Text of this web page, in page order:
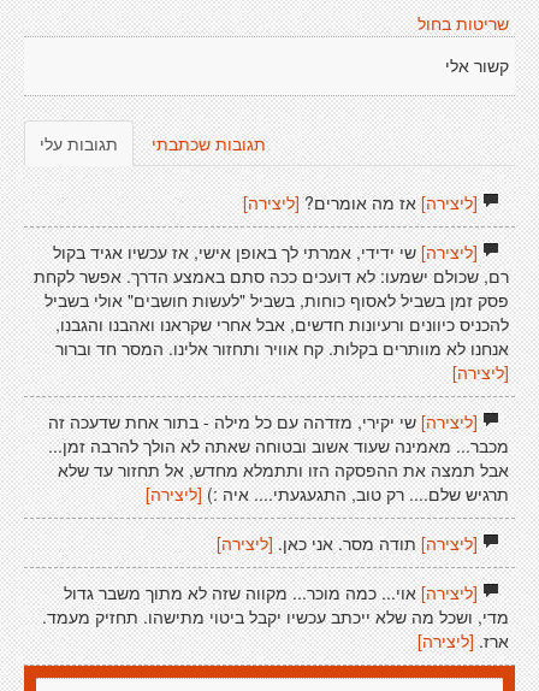
שריטות בחול
קשור אלי
תגובות עלי תגובות שכתבתי
[ליצירה]אז מה אומרים? [ליצירה]
[ליצירה]שי ידידי, אמרתי לך באופן אישי, אז עכשיו אגיד בקול
רם, שכולם ישמעו: לא דועכים ככה סתם באמצע הדרך. אפשר לקחת
פסק זמן בשביל לאסוף כוחות, בשביל "לעשות חושבים" אולי בשביל
להכניס כיוונים ורעיונות חדשים, אבל אחרי שקראנו ואהבנו והגבנו,
אנחנו לא מוותרים בקלות. קח אוויר ותחזור אלינו. המסר חד וברור
[ליצירה]
[ליצירה]שי יקירי, מזדהה עם כל מילה - בתור אחת שדעכה זה
מכבר... מאמינה שעוד אשוב ובטוחה שאתה לא הולך להרבה זמן...
אבל תמצה את ההפסקה הזו ותתמלא מחדש, אל תחזור עד שלא
תרגיש שלם.... רק טוב, התגעגעתי.... איה :) [ליצירה]
[ליצירה]תודה מסר. אני כאן. [ליצירה]
[ליצירה]אוי... כמה מוכר... מקווה שזה לא מתוך משבר גדול
מדי, ושכל מה שלא ייכתב עכשיו יקבל ביטוי מתישהו. תחזיק מעמד.
ארז. [ליצירה]